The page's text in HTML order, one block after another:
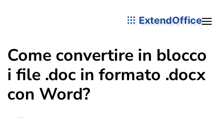
ExtendOffice
Come convertire in blocco
i file .doc in formato .docx
con Word?